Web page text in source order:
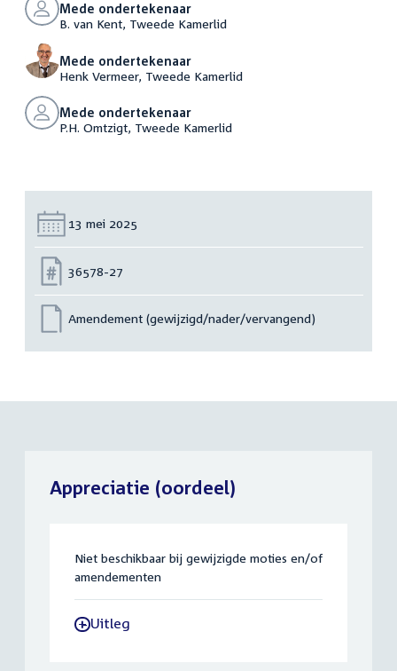
Mede ondertekenaar
B. van Kent, Tweede Kamerlid
Mede ondertekenaar
Henk Vermeer, Tweede Kamerlid
Mede ondertekenaar
P.H. Omtzigt, Tweede Kamerlid
Datum:
13 mei 2025
Nummer:
36578-27
Amendement (gewijzigd/nader/vervangend)
Appreciatie (oordeel)
Niet beschikbaar bij gewijzigde moties en/of
amendementen
-Uitleg